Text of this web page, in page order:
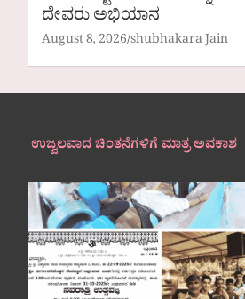
ದೇವರು ಅಭಿಯಾನ
August 8, 2026 shubhakara Jain
ಉಜ್ವಲವಾದ ಚಿಂತನೆಗಳಿಗೆ ಮಾತ್ರ ಅವಕಾಶ